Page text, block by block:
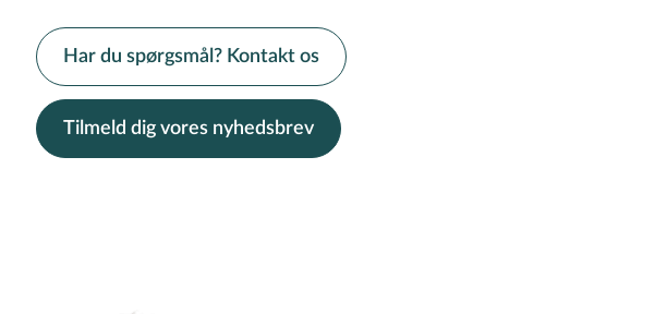
Har du spørgsmål? Kontakt os
Tilmeld dig vores nyhedsbrev